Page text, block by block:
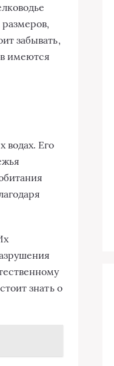
забывать,
имеются
водах. Его
знать о